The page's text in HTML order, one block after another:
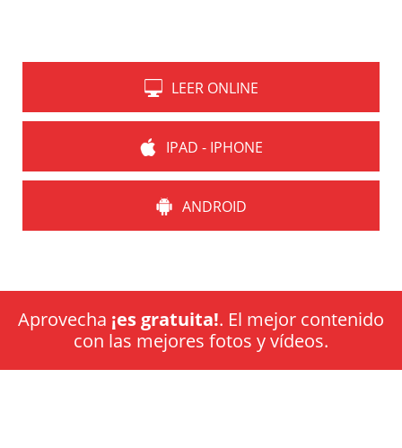
LEER ONLINE
IPAD - IPHONE
ANDROID
Aprovecha ¡es gratuita!. El mejor contenido
con las mejores fotos y vídeos.